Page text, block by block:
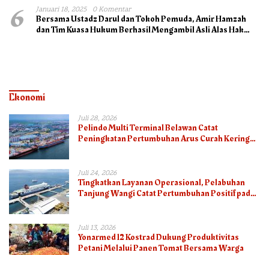
6 Januari 18, 2025 0 Komentar
Bersama Ustadz Darul dan Tokoh Pemuda, Amir Hamzah
dan Tim Kuasa Hukum Berhasil Mengambil Asli Alas Hak
Ekonomi
Juli 28, 2026
Pelindo Multi Terminal Belawan Catat
Peningkatan Pertumbuhan Arus Curah Kering
Juli 24, 2026
Tingkatkan Layanan Operasional, Pelabuhan
Tanjung Wangi Catat Pertumbuhan Positif pada
Juli 13, 2026
Yonarmed 12 Kostrad Dukung Produktivitas
Petani Melalui Panen Tomat Bersama Warga